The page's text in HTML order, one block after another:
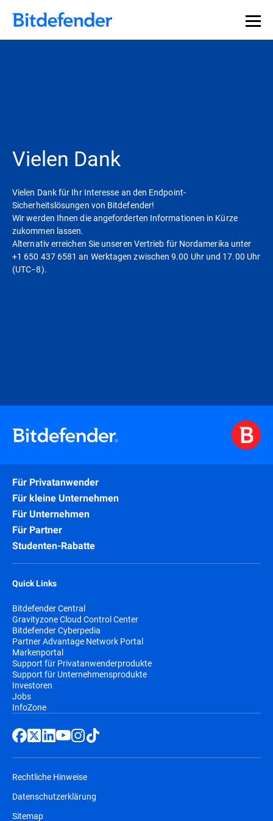
Vielen Dank
Vielen Dank für Ihr Interesse an den Endpoint-
Sicherheitslösungen von Bitdefender!
Wir werden Ihnen die angeforderten Informationen in Kürze
zukommen lassen.
Alternativ erreichen Sie unseren Vertrieb für Nordamerika unter
+1 650 437 6581 an Werktagen zwischen 9.00 Uhr und 17.00 Uhr
(UTC−8).
Für Privatanwender
Für kleine Unternehmen
Für Unternehmen
Für Partner
Studenten-Rabatte
Quick Links
Bitdefender Central
Gravityzone Cloud Control Center
Bitdefender Cyberpedia
Partner Advantage Network Portal
Markenportal
Support für Privatanwenderprodukte
Support für Unternehmensprodukte
Investoren
Jobs
InfoZone
Rechtliche Hinweise
Datenschutzerklärung
Sitemap